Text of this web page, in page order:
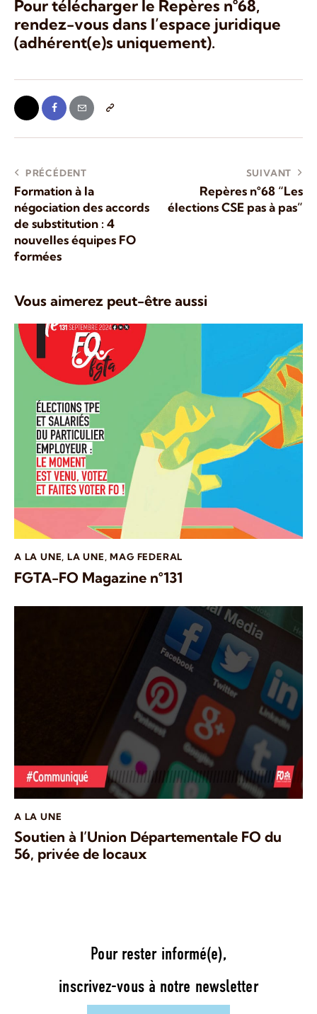
Pour télécharger le Repères n°68,
rendez-vous dans l’espace juridique
(adhérent(e)s uniquement).
PRÉCÉDENT
Formation à la
négociation des accords
de substitution : 4
nouvelles équipes FO
formées
SUIVANT
Repères n°68 “Les
élections CSE pas à pas”
Vous aimerez peut-être aussi
A LA UNE,LA UNE,MAG FEDERAL
FGTA-FO Magazine n°131
A LA UNE
Soutien à l’Union Départementale FO du
56, privée de locaux
Pour rester informé(e),
inscrivez-vous à notre newsletter